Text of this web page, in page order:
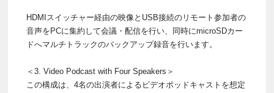
HDMIスイッチャー経由の映像とUSB接続のリモート参加者の
音声をPCに集約して会議・配信を行い、同時にmicroSDカー
ドへマルチトラックのバックアップ録音を行います。
＜3. Video Podcast with Four Speakers＞
この構成は、4名の出演者によるビデオポッドキャストを想定